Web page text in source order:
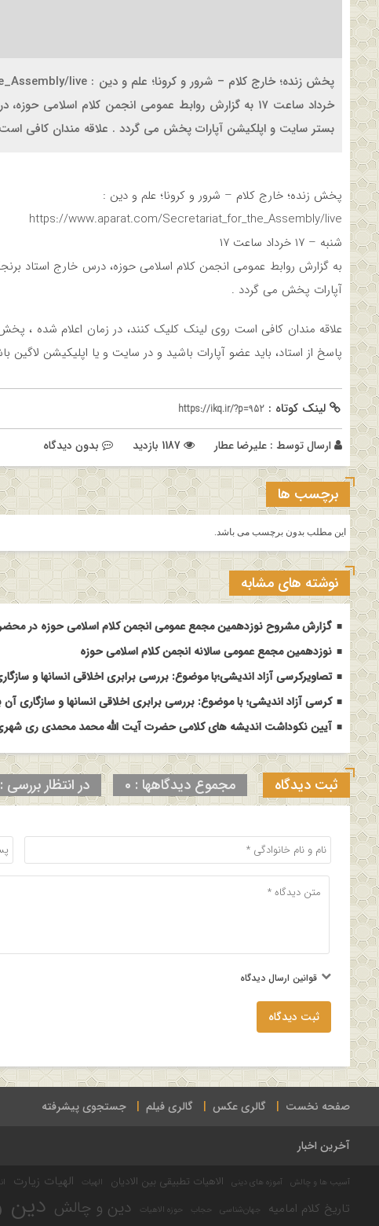
خرداد ساعت ۱۷ به گزارش روابط عمومی انجمن کلام
بستر سایت و اپلکیشن آپارات پخش می گردد . علاقه مندان کافی
پخش زنده؛ خارج کلام – شرور و کرونا‌‌؛ علم و دین :
https://www.aparat.com/Secretariat_for_the_Assembly/live
شنبه – ۱۷ خرداد ساعت ۱۷
به گزارش روابط عمومی انجمن کلام اسلامی حوزه، درس خارج استاد
آپارات پخش می گردد .
علاقه مندان کافی است روی لینک کلیک کنند، در زمان اعلام شده ،
پاسخ از استاد، باید عضو آپارات باشید و در سایت و یا اپلیکیشن لاگین
لینک کوتاه : https://ikq.ir/?p=952
ارسال توسط : علیرضا عطار بدون دیدگاه
برچسب ها
این مطلب بدون برچسب می باشد.
نوشته های مشابه
گزارش مشروح نوزدهمین مجمع عمومی انجمن کلام اسلامی حوزه در
نوزدهمین مجمع عمومی سالانه انجمن کلام اسلامی حوزه
تصاویرکرسی آزاد اندیشی؛با موضوع: بررسی برابری اخلاقی انسانها و
کرسی آزاد اندیشی؛ با موضوع: بررسی برابری اخلاقی انسانها و سازگاری آن
آیین نکوداشت اندیشه های کلامی حضرت آیت الله محمد محمدی ری
ثبت دیدگاه مجموع دیدگاهها : 0 در انتظار بررسی : 0
قوانین ارسال دیدگاه
ثبت دیدگاه
صفحه نخست گالری عکس گالری فیلم جستجوی پیشرفته
آخرین اخبار
آسیب ها و چالش آموزه های دینی الاهیات تطبیقی بین الادیان الهیات الهیات زیارت
تاریخ کلام امامیه جهان‌شناسی حجاب حوزه الاهیات دین و چالش دین